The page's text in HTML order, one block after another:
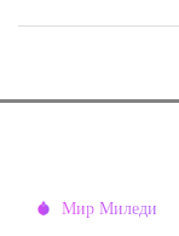
но и весьма